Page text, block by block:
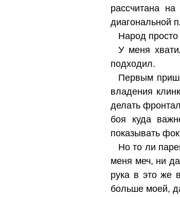
рассчитана
диагональной
Народ просто
У меня
подходил.
Первым
владения
делать
боя куда
показывать
Но то ли
меня меч, ни
рука в это же
больше моей,